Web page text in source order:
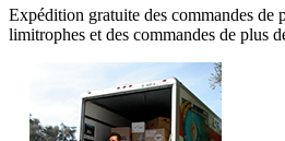
Expédition gratuite des commandes de
limitrophes et des commandes de plus